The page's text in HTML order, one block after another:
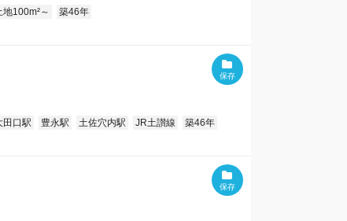
地100m²～ 築46年
田口駅 豊永駅 土佐穴内駅 JR土讃線
築46年